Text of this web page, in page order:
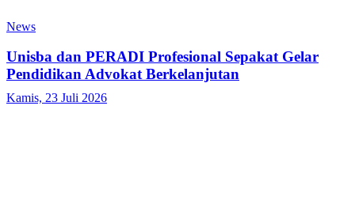
News
Unisba dan PERADI Profesional Sepakat Gelar
Pendidikan Advokat Berkelanjutan
Kamis, 23 Juli 2026